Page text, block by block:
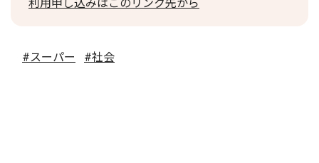
利用申し込みはこのリンク先から
#スーパー #社会